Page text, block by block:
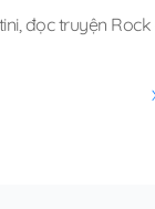
,đọc truyện